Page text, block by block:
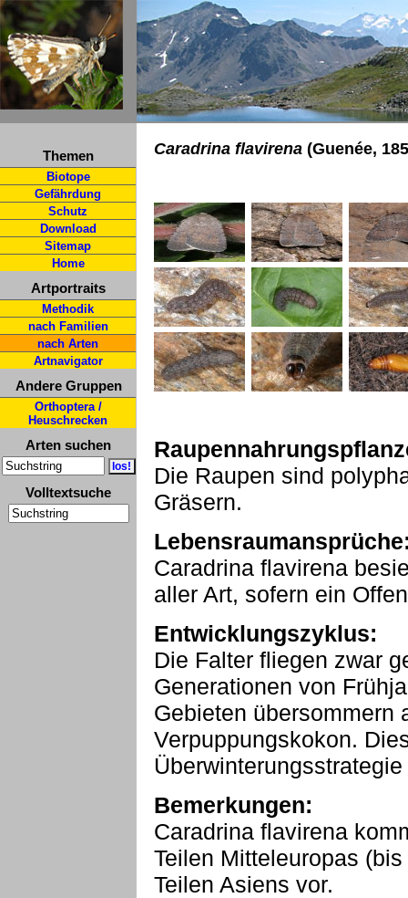
Themen
Biotope
Gefährdung
Schutz
Download
Sitemap
Home
Artportraits
Methodik
nach Familien
nach Arten
Artnavigator
Andere Gruppen
Orthoptera /
Heuschrecken
Arten suchen
Volltextsuche
Caradrina flavirena (Guenée,
Die Raupen sind
Gräsern.
Caradrina flavirena
aller Art, sofern ein
Entwicklungszyklus:
Die Falter fliegen zwar
Generationen von
Gebieten übersommern
Verpuppungskokon.
Bemerkungen:
Caradrina flavirena
Teilen Mitteleuropas
Teilen Asiens vor.